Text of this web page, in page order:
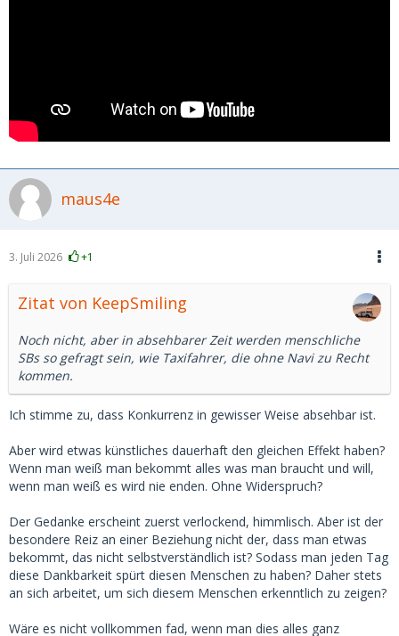
maus4e
3. Juli 2026 +1
Zitat von KeepSmiling
Noch nicht, aber in absehbarer Zeit werden menschliche
SBs so gefragt sein, wie Taxifahrer, die ohne Navi zu Recht
kommen.
Ich stimme zu, dass Konkurrenz in gewisser Weise absehbar ist.
Aber wird etwas künstliches dauerhaft den gleichen Effekt haben?
Wenn man weiß man bekommt alles was man braucht und will,
wenn man weiß es wird nie enden. Ohne Widerspruch?
Der Gedanke erscheint zuerst verlockend, himmlisch. Aber ist der
besondere Reiz an einer Beziehung nicht der, dass man etwas
bekommt, das nicht selbstverständlich ist? Sodass man jeden Tag
diese Dankbarkeit spürt diesen Menschen zu haben? Daher stets
an sich arbeitet, um sich diesem Menschen erkenntlich zu zeigen?
Wäre es nicht vollkommen fad, wenn man dies alles ganz